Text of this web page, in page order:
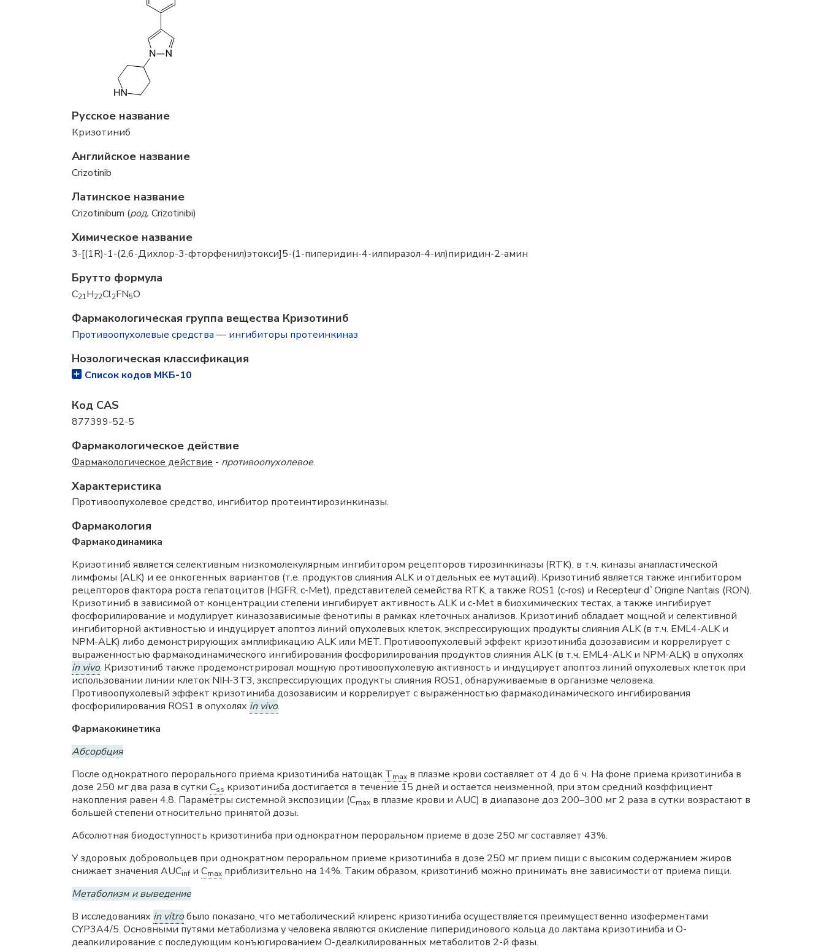
Русское название
Кризотиниб
Английское название
Crizotinib
Латинское название
Crizotinibum (род. Crizotinibi)
Химическое название
3-[(1R)-1-(2,6-Дихлор-3-фторфенил)этокси]5-(1-пиперидин-4-илпиразол-4-ил)пиридин-2-амин
Брутто формула
C21H22Cl2FN5O
Фармакологическая группа вещества Кризотиниб
Противоопухолевые средства — ингибиторы протеинкиназ
Нозологическая классификация
Список кодов МКБ-10
Код CAS
877399-52-5
Фармакологическое действие
Фармакологическое действие - противоопухолевое.
Характеристика
Противоопухолевое средство, ингибитор протеинтирозинкиназы.
Фармакология
Фармакодинамика
Кризотиниб является селективным низкомолекулярным ингибитором рецепторов тирозинкиназы (RTK), в т.ч. киназы анапластической
лимфомы (ALK) и ее онкогенных вариантов (т.е. продуктов слияния ALK и отдельных ее мутаций). Кризотиниб является также ингибитором
рецепторов фактора роста гепатоцитов (HGFR, c-Met), представителей семейства RTK, а также ROS1 (c-ros) и Recepteur d`Origine Nantais (RON).
Кризотиниб в зависимой от концентрации степени ингибирует активность ALK и c-Met в биохимических тестах, а также ингибирует
фосфорилирование и модулирует киназозависимые фенотипы в рамках клеточных анализов. Кризотиниб обладает мощной и селективной
ингибиторной активностью и индуцирует апоптоз линий опухолевых клеток, экспрессирующих продукты слияния ALK (в т.ч. EML4-ALK и
NPM-ALK) либо демонстрирующих амплификацию ALK или MET. Противоопухолевый эффект кризотиниба дозозависим и коррелирует с
выраженностью фармакодинамического ингибирования фосфорилирования продуктов слияния ALK (в т.ч. ЕML4-ALK и NPM-ALK) в опухолях
in vivo. Кризотиниб также продемонстрировал мощную противоопухолевую активность и индуцирует апоптоз линий опухолевых клеток при
использовании линии клеток NIH-3T3, экспрессирующих продукты слияния ROS1, обнаруживаемые в организме человека.
Противоопухолевый эффект кризотиниба дозозависим и коррелирует с выраженностью фармакодинамического ингибирования
фосфорилирования ROS1 в опухолях in vivo.
Фармакокинетика
Абсорбция
После однократного перорального приема кризотиниба натощак Tmax в плазме крови составляет от 4 до 6 ч. На фоне приема кризотиниба в
дозе 250 мг два раза в сутки Css кризотиниба достигается в течение 15 дней и остается неизменной, при этом средний коэффициент
накопления равен 4,8. Параметры системной экспозиции (Cmax в плазме крови и AUC) в диапазоне доз 200–300 мг 2 раза в сутки возрастают в
большей степени относительно принятой дозы.
Абсолютная биодоступность кризотиниба при однократном пероральном приеме в дозе 250 мг составляет 43%.
У здоровых добровольцев при однократном пероральном приеме кризотиниба в дозе 250 мг прием пищи с высоким содержанием жиров
снижает значения AUCinf и Cmax приблизительно на 14%. Таким образом, кризотиниб можно принимать вне зависимости от приема пищи.
Метаболизм и выведение
В исследованиях in vitroбыло показано, что метаболический клиренс кризотиниба осуществляется преимущественно изоферментами
CYP3A4/5. Основными путями метаболизма у человека являются окисление пиперидинового кольца до лактама кризотиниба и О-
деалкилирование с последующим конъюгированием О-деалкилированных метаболитов 2-й фазы.